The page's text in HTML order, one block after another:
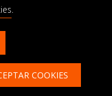
de privacidad
interno información
.
COOKIES